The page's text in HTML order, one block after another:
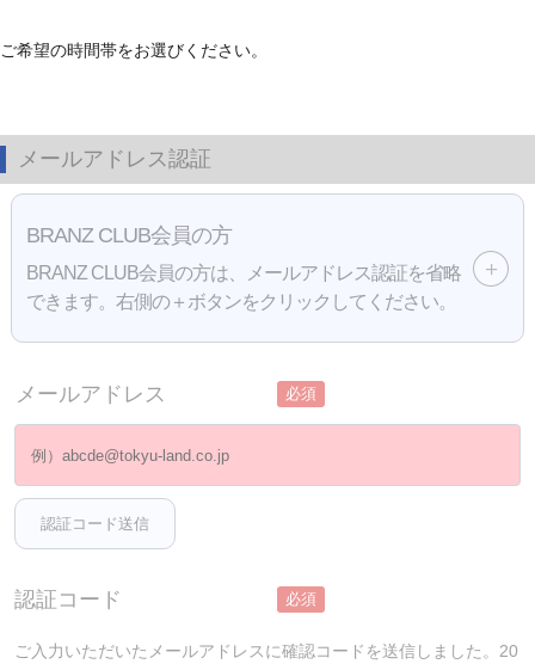
ご希望の時間帯をお選びください。
メールアドレス認証
BRANZ CLUB会員の方
BRANZ CLUB会員の方は、メールアドレス認証を省略
できます。右側の＋ボタンをクリックしてください。
メールアドレス 必須
認証コード 必須
ご入力いただいたメールアドレスに確認コードを送信しました。20